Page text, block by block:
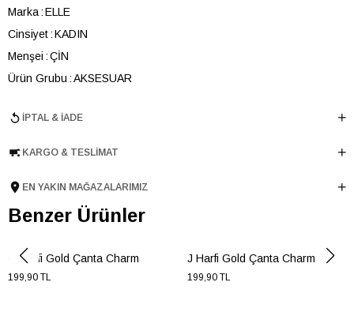
Marka ELLE
Cinsiyet KADIN
Menşei ÇİN
Ürün Grubu AKSESUAR
İPTAL & İADE
KARGO & TESLIMAT
EN YAKIN MAĞAZALARIMIZ
Benzer Ürünler
G Harfi Gold Çanta Charm
199,90 TL
J Harfi Gold Çanta Charm
199,90 TL